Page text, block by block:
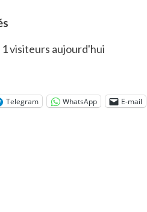
1 visiteurs aujourd'hui
Telegram WhatsApp E-mail